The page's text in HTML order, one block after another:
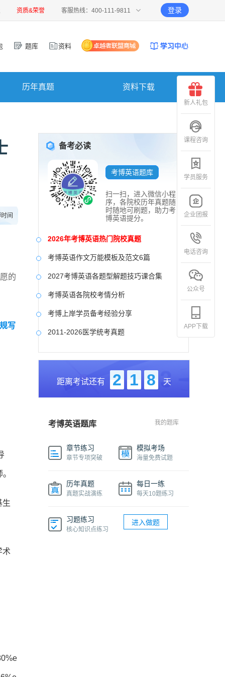
资质&荣誉 客服热线：400-111-9811 登录
题库 资料
历年真题 资料下载
间
的
写
生
术
备考必读
考博英语题库
扫一扫，进入微信小程
序，各院校历年真题随
时随地可刷题，助力考
博英语提分。
2026年考博英语热门院校真题
考博英语作文万能模板及范文6篇
2027考博英语各题型解题技巧课合集
考博英语各院校考情分析
考博上岸学员备考经验分享
2011-2026医学统考真题
中国社会科学院大学真题合集
国防科技大学历年真题
中央美术学院历年真题
距离考试还有 2 1 8 天
考博英语题库 我的题库
章节练习
章节专项突破
模拟考场
海量免费试题
历年真题
真题实战演练
每日一练
每天10题练习
习题练习
核心知识点练习
进入做题
新人礼包
课程咨询
学员服务
企业团报
电话咨询
公众号
APP下载